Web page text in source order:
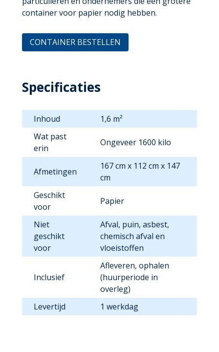
container voor papier nodig hebben.
CONTAINER BESTELLEN
Specificaties
Inhoud
1,6 m²
Wat past
erin
Ongeveer 1600 kilo
Afmetingen
167 cm x 112 cm x 147
cm
Geschikt
voor
Papier
Niet
geschikt
voor
Afval, puin, asbest,
chemisch afval en
vloeistoffen
Inclusief
Afleveren, ophalen
(huurperiode in
overleg)
Levertijd
1 werkdag